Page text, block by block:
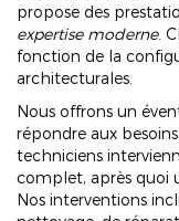
propose des
expertise moderne.
fonction de la
architecturales.
Nous offrons un
répondre aux
techniciens
complet, après quoi
Nos interventions